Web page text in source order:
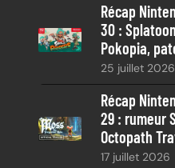
c
h
Récap
30 :
Pokopia,
25 juillet 2026
Récap
29 : rumeur
Octopath
17 juillet 2026